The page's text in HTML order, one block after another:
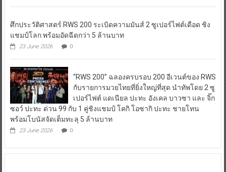
ศึกประวัติศาสตร์ RWS 200 ระเบิดความมันส์ 2 ซูเปอร์ไฟต์เดือด ชิง
แชมป์โลก พร้อมอัดฉีดกว่า 5 ล้านบาท
23 June 2026 0
“RWS 200” ฉลองครบรอบ 200 อีเวนต์ของ RWS
กับรายการมวยไทยที่ยิ่งใหญ่ที่สุด นำทัพโดย 2 ซู
เปอร์ไฟต์ แดเนียล ปะทะ อังเคล บาวซา และ จิ๊ก
ซอว์ ปะทะ ด่วน 99 กับ 1 คู่ชิงแชมป์ โคกิ โอซากิ ปะทะ ชายโทน
พร้อมโบนัสจัดเต็มทะลุ 5 ล้านบาท
23 June 2026 0